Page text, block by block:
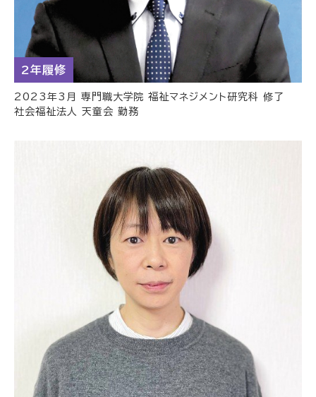
2年履修
2023年3月 専門職大学院 福祉マネジメント研究科 修了
社会福祉法人 天童会 勤務